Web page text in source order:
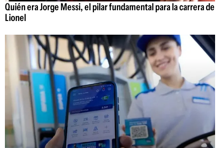
Quién era Jorge Messi, el pilar fundamental para la carrera de
Lionel